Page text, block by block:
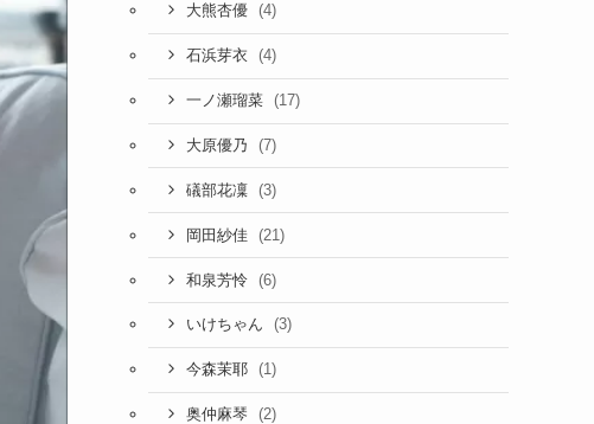
大熊杏優 (4)
石浜芽衣 (4)
一ノ瀬瑠菜 (17)
大原優乃 (7)
礒部花凜 (3)
岡田紗佳 (21)
和泉芳怜 (6)
いけちゃん (3)
今森茉耶 (1)
奥仲麻琴 (2)